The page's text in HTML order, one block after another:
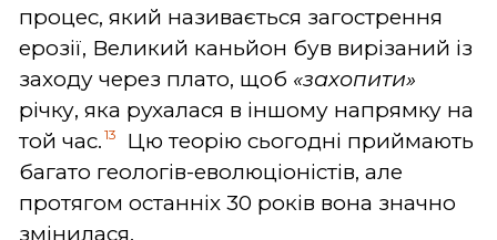
процес, який називається загострення
ерозії, Великий каньйон був вирізаний із
заходу через плато, щоб «захопити»
річку, яка рухалася в іншому напрямку на
той час. 13
Цю теорію сьогодні приймають
багато геологів-еволюціоністів, але
протягом останніх 30 років вона значно
змінилася.